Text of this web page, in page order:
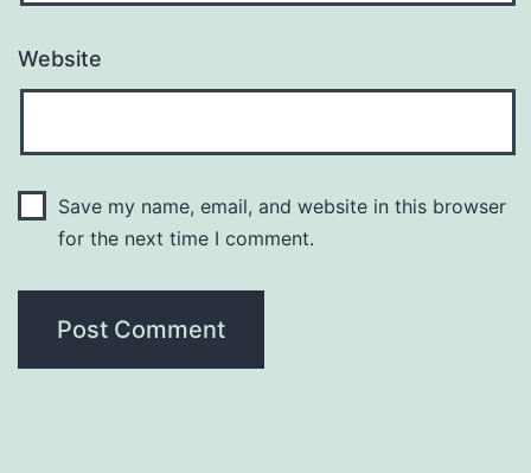
Website
Save my name, email, and website in this browser
for the next time I comment.